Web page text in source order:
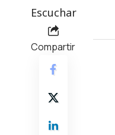
Escuchar
Compartir